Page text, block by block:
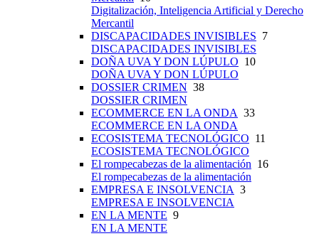
Digitalización, Inteligencia Artificial y Derecho
Mercantil
DISCAPACIDADES INVISIBLES 7
DISCAPACIDADES INVISIBLES
DOÑA UVA Y DON LÚPULO 10
DOÑA UVA Y DON LÚPULO
DOSSIER CRIMEN 38
DOSSIER CRIMEN
ECOMMERCE EN LA ONDA 33
ECOMMERCE EN LA ONDA
ECOSISTEMA TECNOLÓGICO 11
ECOSISTEMA TECNOLÓGICO
El rompecabezas de la alimentación 16
El rompecabezas de la alimentación
EMPRESA E INSOLVENCIA 3
EMPRESA E INSOLVENCIA
EN LA MENTE 9
EN LA MENTE